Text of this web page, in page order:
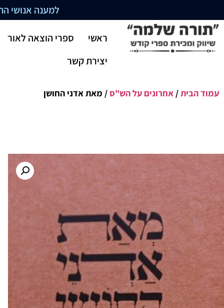
למענה אנושי התקשרו
ראשי
ספרי הוצאה לאור
יצירת קשר
עמוד הבית/ אחרונים על הש"ס/ מאת אדני החושן